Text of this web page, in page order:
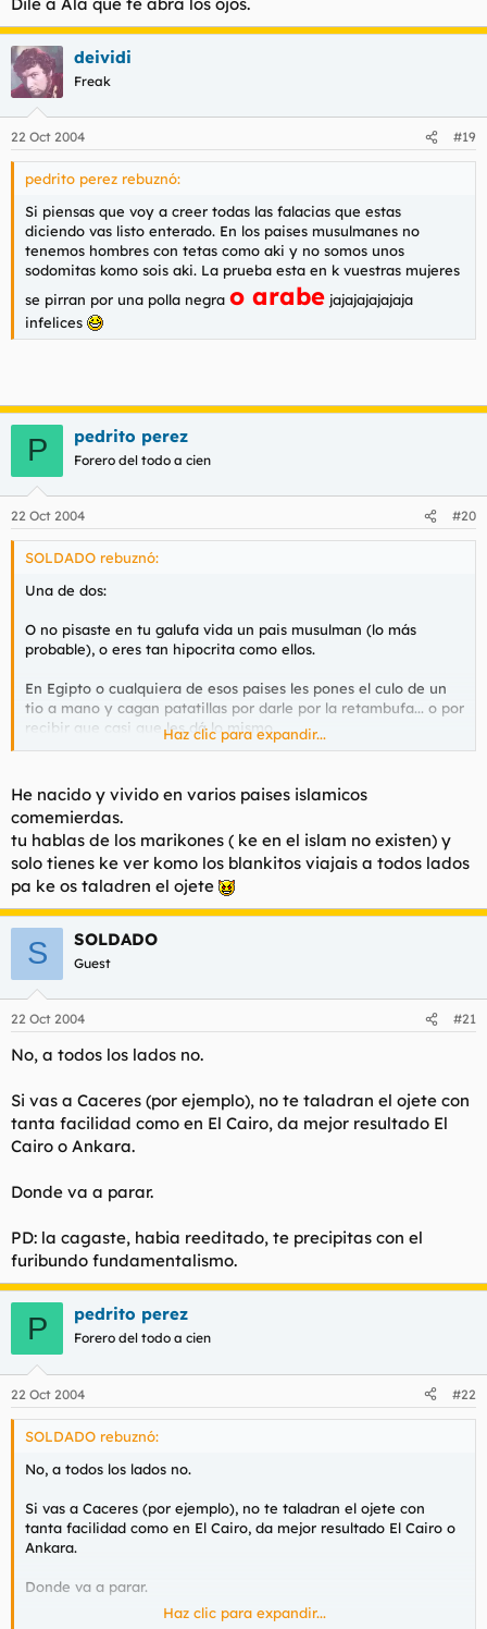
deividi
Freak
22 Oct 2004 #19
pedrito perez rebuznó:
Si piensas que voy a creer todas las falacias que estas
diciendo vas listo enterado. En los paises musulmanes no
tenemos hombres con tetas como aki y no somos unos
sodomitas komo sois aki. La prueba esta en k vuestras mujeres
se pirran por una polla negra o arabe jajajajajajaja
infelices
P pedrito perez
Forero del todo a cien
22 Oct 2004 #20
SOLDADO rebuznó:
Una de dos:
O no pisaste en tu galufa vida un pais musulman (lo más
probable), o eres tan hipocrita como ellos.
En Egipto o cualquiera de esos paises les pones el culo de un
tio a mano y cagan patatillas por darle por la retambufa... o por
recibir que casi que les dá lo mismo.
maricon (de ahí que no haya travelos).
Pregunta en cualquier agencia de viajes e informate cuales
son los destinos preferidos por muchos homosexuales,
respuesta y casi que por este orden: Nubia en Egipto (of
course), Turquia y Tunez.
Haz clic para expandir...
He nacido y vivido en varios paises islamicos
comemierdas.
tu hablas de los marikones ( ke en el islam no existen) y
solo tienes ke ver komo los blankitos viajais a todos lados
pa ke os taladren el ojete
S SOLDADO
Guest
22 Oct 2004 #21
No, a todos los lados no.
Si vas a Caceres (por ejemplo), no te taladran el ojete con
tanta facilidad como en El Cairo, da mejor resultado El
Cairo o Ankara.
Donde va a parar.
PD: la cagaste, habia reeditado, te precipitas con el
furibundo fundamentalismo.
P pedrito perez
Forero del todo a cien
22 Oct 2004 #22
SOLDADO rebuznó:
No, a todos los lados no.
Si vas a Caceres (por ejemplo), no te taladran el ojete con
tanta facilidad como en El Cairo, da mejor resultado El Cairo o
Ankara.
Donde va a parar.
PD: la cagaste, habia reeditado, te precipitas con el furibundo
Haz clic para expandir...